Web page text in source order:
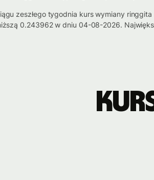
zeszłego tygodnia kurs wymiany
0.243962 w dniu 04-08-2026.